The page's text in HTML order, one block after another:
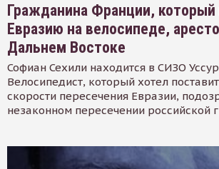
Гражданина Франции, который
Евразию на велосипеде,
Дальнем Востоке
Софиан Сехили находится в СИЗО
Велосипедист, который хотел
скорости пересечения Евразии,
незаконном пересечении российской